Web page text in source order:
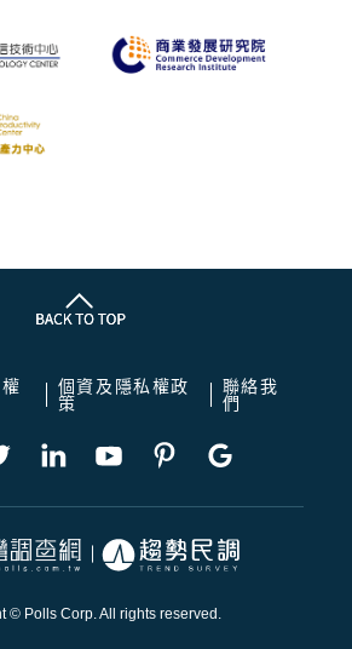
個資及隱私權政
策
聯絡我
們
© Polls Corp. All rights reserved.